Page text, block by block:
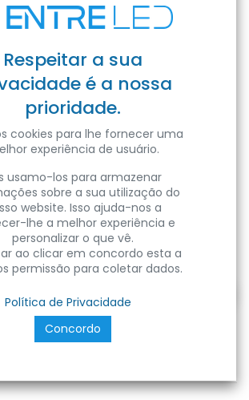
MR16 RND
FITTING
Respeitar a sua
é a nossa
prioridade.
cookies para lhe fornecer uma
experiência de usuário.
usamo-los para armazenar
sobre a sua utilização do
website. Isso ajuda-nos a
lhe a melhor experiência e
personalizar o que vê.
ao clicar em concordo esta a
permissão para coletar dados.
Política de Privacidade
Concordo